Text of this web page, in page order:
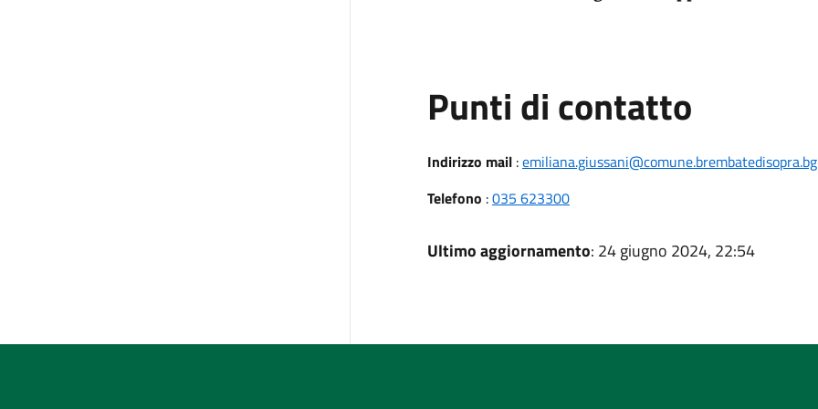
Punti di contatto
Indirizzo mail:
Telefono :035 623300
Ultimo aggiornamento: 24 giugno 2024, 22:54